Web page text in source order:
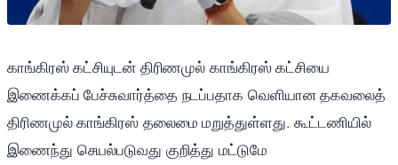
காங்கிரஸ் கட்சியுடன் திரிணமுல் காங்கிரஸ் கட்சியை
இணைக்கப் பேச்சுவார்த்தை நடப்பதாக வெளியான தகவலைத்
திரிணமுல் காங்கிரஸ் தலைமை மறுத்துள்ளது. கூட்டணியில்
இணைந்து செயல்படுவது குறித்து மட்டுமே